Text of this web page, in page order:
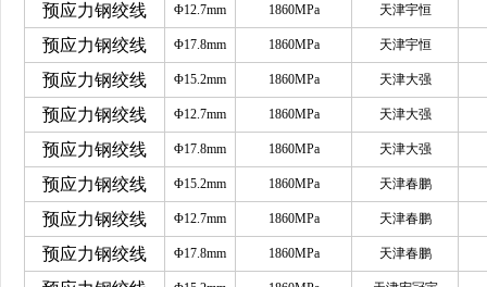
预应力钢绞线 Φ12.7mm 1860MPa 天津宇恒
预应力钢绞线 Φ17.8mm 1860MPa 天津宇恒
预应力钢绞线 Φ15.2mm 1860MPa 天津大强
预应力钢绞线 Φ12.7mm 1860MPa 天津大强
预应力钢绞线 Φ17.8mm 1860MPa 天津大强
预应力钢绞线 Φ15.2mm 1860MPa 天津春鹏
预应力钢绞线 Φ12.7mm 1860MPa 天津春鹏
预应力钢绞线 Φ17.8mm 1860MPa 天津春鹏